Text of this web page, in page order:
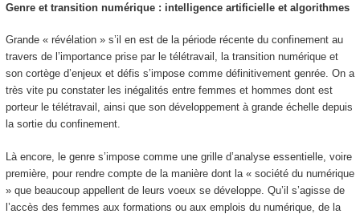
Genre et transition numérique : intelligence artificielle et algorithmes
Grande « révélation » s’il en est de la période récente du confinement au
travers de l’importance prise par le télétravail, la transition numérique et
son cortège d’enjeux et défis s’impose comme définitivement genrée. On a
très vite pu constater les inégalités entre femmes et hommes dont est
porteur le télétravail, ainsi que son développement à grande échelle depuis
la sortie du confinement.
Là encore, le genre s’impose comme une grille d’analyse essentielle, voire
première, pour rendre compte de la manière dont la « société du numérique
» que beaucoup appellent de leurs voeux se développe. Qu’il s’agisse de
l’accès des femmes aux formations ou aux emplois du numérique, de la